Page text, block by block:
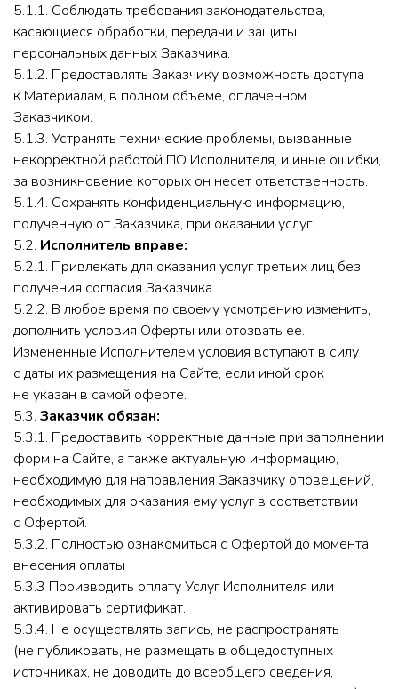
5.1.1. Соблюдать требования законодательства,
касающиеся обработки, передачи и защиты
персональных данных Заказчика.
5.1.2. Предоставлять Заказчику возможность доступа
к Материалам, в полном объеме, оплаченном
Заказчиком.
5.1.3. Устранять технические проблемы, вызванные
некорректной работой ПО Исполнителя, и иные ошибки,
за возникновение которых он несет ответственность.
5.1.4. Сохранять конфиденциальную информацию,
полученную от Заказчика, при оказании услуг.
5.2. Исполнитель вправе:
5.2.1. Привлекать для оказания услуг третьих лиц без
получения согласия Заказчика.
5.2.2. В любое время по своему усмотрению изменить,
дополнить условия Оферты или отозвать ее.
Измененные Исполнителем условия вступают в силу
с даты их размещения на Сайте, если иной срок
не указан в самой оферте.
5.3. Заказчик обязан:
5.3.1. Предоставить корректные данные при заполнении
форм на Сайте, а также актуальную информацию,
необходимую для направления Заказчику оповещений,
необходимых для оказания ему услуг в соответствии
с Офертой.
5.3.2. Полностью ознакомиться с Офертой до момента
внесения оплаты
5.3.3 Производить оплату Услуг Исполнителя или
активировать сертификат.
5.3.4. Не осуществлять запись, не распространять
(не публиковать, не размещать в общедоступных
источниках, не доводить до всеобщего сведения,